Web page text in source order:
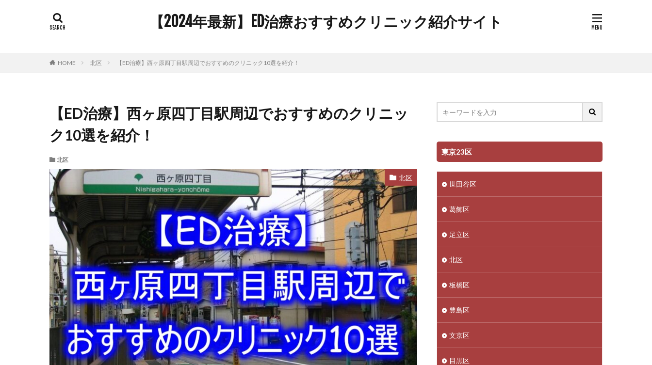
【2024年最新】ED治療おすすめクリニック紹介サイト
HOME 北区 【ED治療】西ヶ原四丁目駅周辺でおすすめのクリニック10選を紹介！
【ED治療】西ヶ原四丁目駅周辺でおすすめのクリニッ
ク10選を紹介！
北区
北区
東京23区
世田谷区
葛飾区
足立区
北区
板橋区
豊島区
文京区
目黒区